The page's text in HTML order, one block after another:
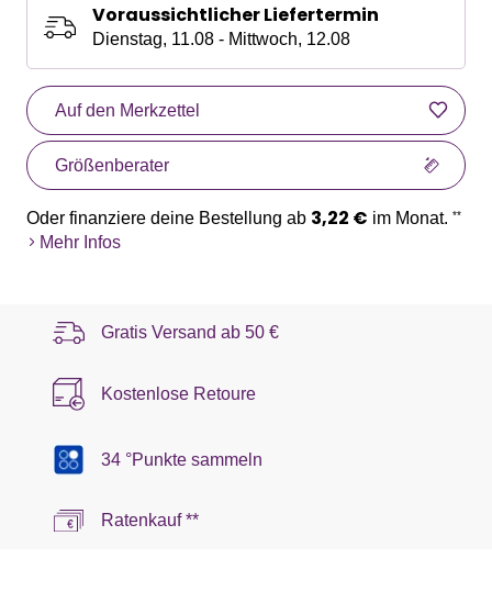
Voraussichtlicher Liefertermin
Dienstag, 11.08 - Mittwoch, 12.08
Auf den Merkzettel
Größenberater
Oder finanziere deine Bestellung ab 3,22 € im Monat. **
Mehr Infos
Gratis Versand ab 50 €
Kostenlose Retoure
34 °Punkte sammeln
Ratenkauf **